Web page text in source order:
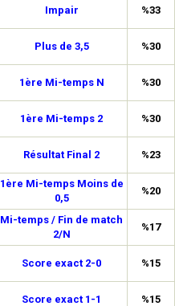
Impair %33
Plus de 3,5 %30
1ère Mi-temps N %30
1ère Mi-temps 2 %30
Résultat Final 2 %23
1ère Mi-temps Moins de
0,5
%20
Mi-temps / Fin de match
2/N
%17
Score exact 2-0 %15
Score exact 1-1 %15